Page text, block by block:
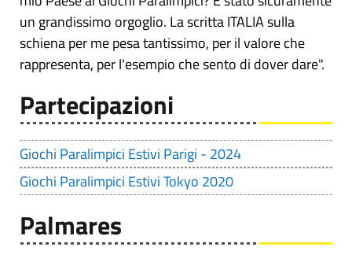
un grandissimo orgoglio. La scritta ITALIA sulla
schiena per me pesa tantissimo, per il valore che
rappresenta, per l'esempio che sento di dover dare".
Partecipazioni
Giochi Paralimpici Estivi Parigi - 2024
Giochi Paralimpici Estivi Tokyo 2020
Palmares